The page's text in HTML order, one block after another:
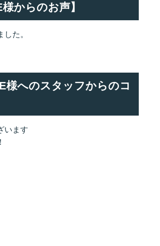
からのお声】
た。
様へのスタッフからのコ
います